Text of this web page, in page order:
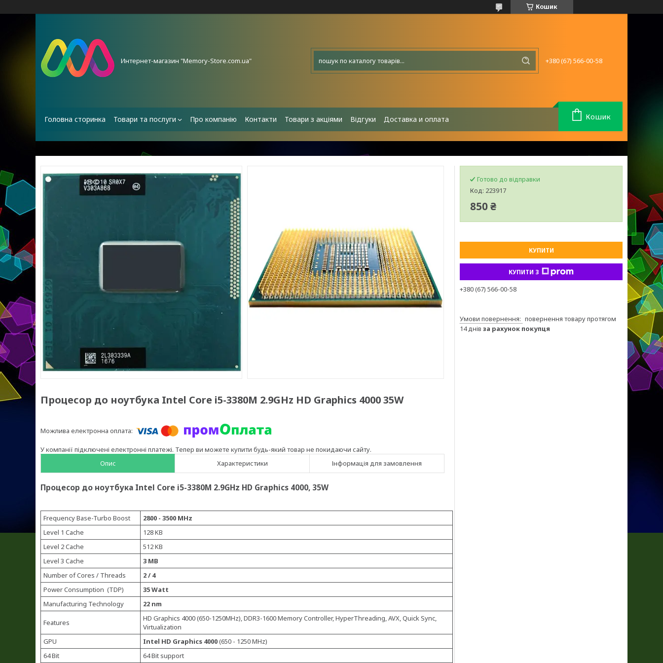
Кошик
Интернет-магазин "Memory-Store.com.ua" +380 (67) 566-00-58
Головна сторинка Товари та послуги Про компанію Контакти Товари з акціями Відгуки Доставка и оплата Кошик
Процесор до ноутбука Intel Core i5-3380M 2.9GHz HD Graphics 4000 35W
У компанії підключені електронні платежі. Тепер ви можете купити будь-який товар не покидаючи сайту.
Опис
Характеристики Інформація для замовлення
Процесор до ноутбука Intel Core i5-3380M 2.9GHz HD Graphics 4000, 35W
Frequency Base-Turbo Boost
2800 - 3500 MHz
Level 1 Cache
128 KB
Level 2 Cache
512 KB
Level 3 Cache
3 MB
Number of Cores / Threads
2 / 4
Power Consumption (TDP)
35 Watt
Manufacturing Technology
22 nm
Features
HD Graphics 4000 (650-1250MHz), DDR3-1600 Memory Controller, HyperThreading, AVX, Quick Sync,
Virtualization
GPU
Intel HD Graphics 4000(650 - 1250 MHz)
64 Bit
64 Bit support
Готово до відправки
Код: 223917
850 ₴
КУПИТИ
КУПИТИ З
+380 (67) 566-00-58
повернення товару протягом
14 днів за рахунок покупця